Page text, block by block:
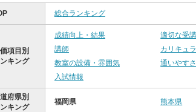
総合ランキング
項目別
キング
成績向上・結果 適切な受
講師
カリキュ
教室の設備・雰囲気
通いやす
入試情報
府県別
キング
福岡県 熊本県